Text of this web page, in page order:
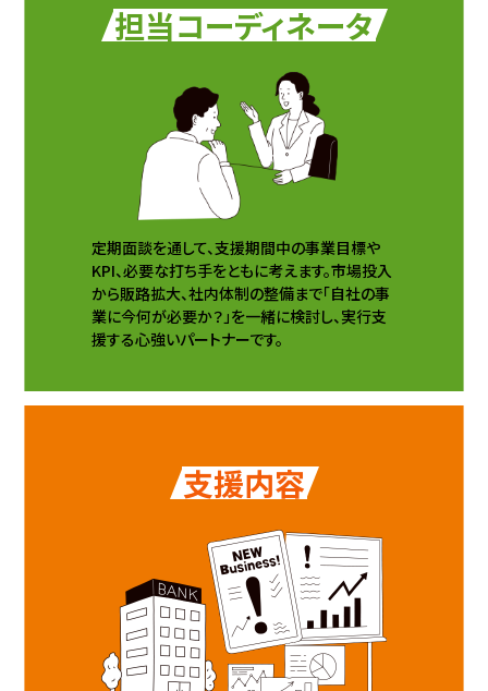
担当コーディネータ
定期⾯談を通して、⽀援期間中の事業⽬標や
KPI、必要な打ち⼿をともに考えます。市場投⼊
から販路拡⼤、社内体制の整備まで「⾃社の事
業に今何が必要か？」を⼀緒に検討し、実⾏⽀
援する⼼強いパートナーです。
支援内容